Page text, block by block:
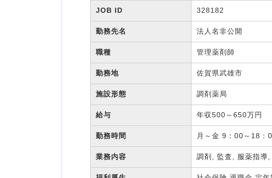
JOB ID 328182
勤務先名 法人名非公開
職種 管理薬剤師
勤務地 佐賀県武雄市
施設形態 調剤薬局
給与 年収500～650万円
勤務時間 月～金 9：00～18：
業務内容 調剤, 監査, 服薬指導,